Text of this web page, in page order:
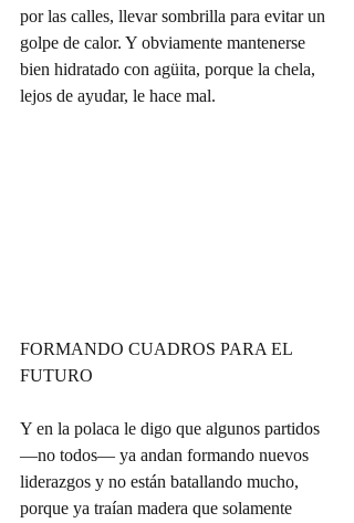
por las calles, llevar sombrilla para evitar un
golpe de calor. Y obviamente mantenerse
bien hidratado con agüita, porque la chela,
lejos de ayudar, le hace mal.
FORMANDO CUADROS PARA EL
FUTURO
Y en la polaca le digo que algunos partidos
—no todos— ya andan formando nuevos
liderazgos y no están batallando mucho,
porque ya traían madera que solamente